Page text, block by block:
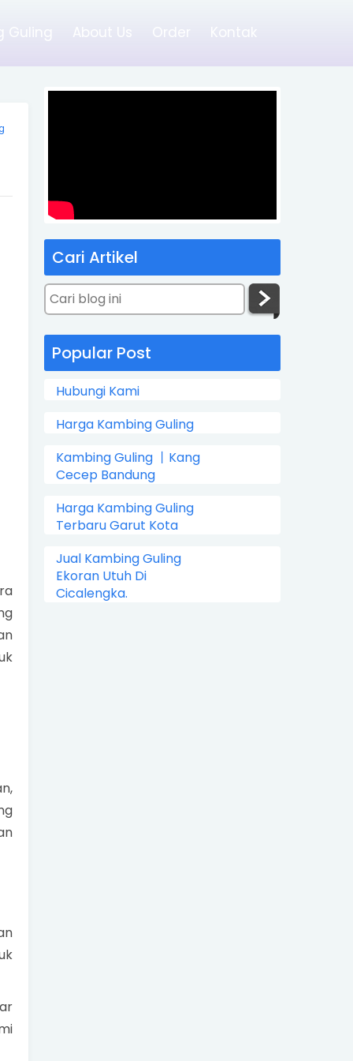
Guling About Us Order Kontak
Cari Artikel
Popular Post
Hubungi Kami
Harga Kambing Guling
Kambing Guling 丨Kang
Cecep Bandung
Harga Kambing Guling
Terbaru Garut Kota
Jual Kambing Guling
Ekoran Utuh Di
Cicalengka.